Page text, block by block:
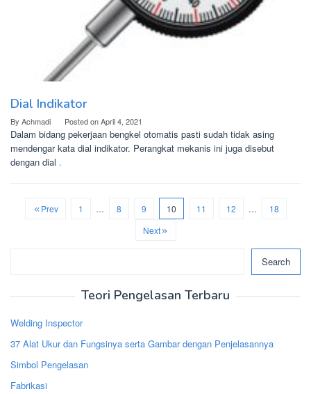
Dial Indikator
By Achmadi Posted onApril 4, 2021
Dalam bidang pekerjaan bengkel otomatis pasti sudah tidak asing
mendengar kata dial indikator. Perangkat mekanis ini juga disebut
dengan dial .
Prev 1 … 8 9 10 11 12 …
18
Next
Search
Teori Pengelasan Terbaru
Welding Inspector
37 Alat Ukur dan Fungsinya serta Gambar dengan Penjelasannya
Simbol Pengelasan
Fabrikasi